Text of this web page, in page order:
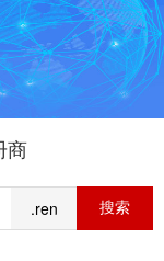
商
.ren